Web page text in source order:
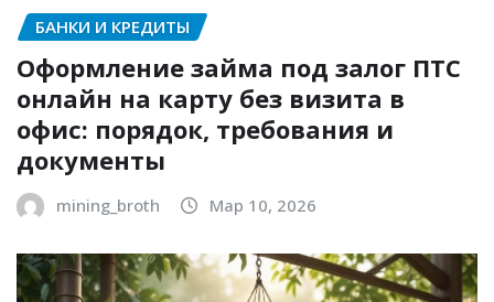
БАНКИ И КРЕДИТЫ
Оформление займа под залог ПТС
онлайн на карту без визита в
офис: порядок, требования и
документы
mining_broth Мар 10, 2026